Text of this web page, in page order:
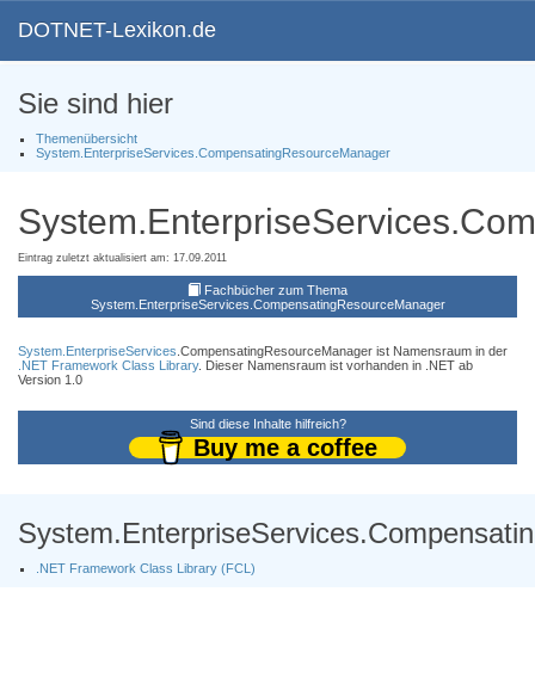
DOTNET-Lexikon.de
Sie sind hier
Themenübersicht
System.EnterpriseServices.CompensatingResourceManager
Eintrag zuletzt aktualisiert am: 17.09.2011
Fachbücher zum Thema
System.EnterpriseServices.CompensatingResourceManager
System.EnterpriseServices .CompensatingResourceManager ist Namensraum in der
.NET Framework Class Library. Dieser Namensraum ist vorhanden in .NET ab
Version 1.0
Sind diese Inhalte hilfreich?
Buy me a coffee
.NET Framework Class Library (FCL)